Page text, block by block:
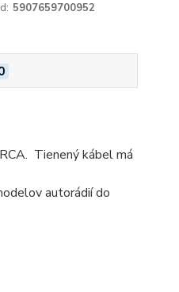
5907659700952
Tienený kábel má
autorádií do